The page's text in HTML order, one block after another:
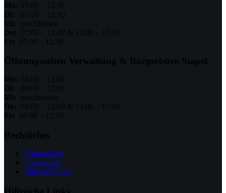
Mo: 07:00 – 12:30
Di:
07:00 – 12:30
Mi:
geschlossen
Do:
07:00 – 12:30 & 14:00 – 17:00
Fr:
07:00 – 12:30
Öffnungszeiten Verwaltung & Bürgerbüro Stapel
Mo: 08:00 – 12:00
Di:
08:00 – 12:00
Mi:
geschlossen
Do:
08:00 – 12:00 & 14:00 – 17:00
Fr:
08:00 – 12:00
Rechtliches
Datenschutz
Impressum
Barrierefreiheit